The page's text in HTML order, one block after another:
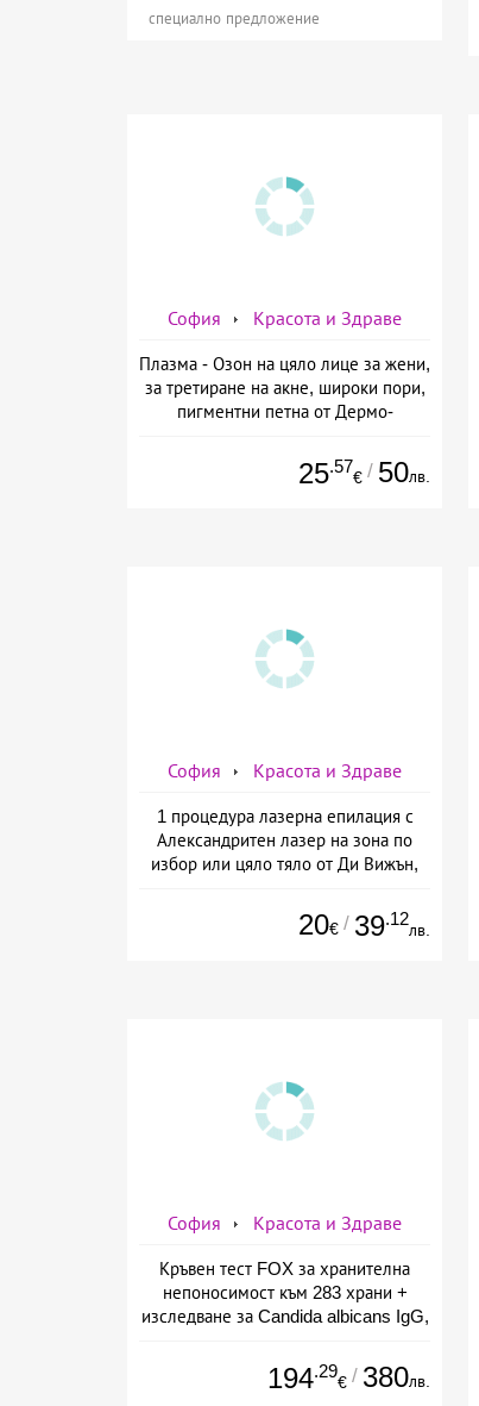
специално предложение
София Красота и Здраве
Плазма - Озон на цяло лице за жени,
за третиране на акне, широки пори,
пигментни петна от Дермо-
25.57
€ / 50лв.
София Красота и Здраве
1 процедура лазерна епилация с
Александритен лазер на зона по
избор или цяло тяло от Ди Вижън,
20€ / 39.12
лв.
София Красота и Здраве
Кръвен тест FOX за хранителна
непоносимост към 283 храни +
изследване за Candida albicans IgG,
194.29
€ / 380лв.